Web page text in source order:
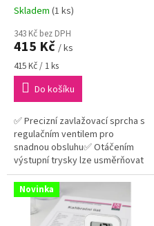
o
e
.
c
Skladem (1 ks)
343 Kč bez DPH
415 Kč / ks
Měrná
cena:
415 Kč / 1 ks
Do košíku
✅ Precizní zavlažovací sprcha s
regulačním ventilem pro
snadnou obsluhu✅ Otáčením
výstupní trysky lze usměrňovat
proud vody při zavlažování
Novinka